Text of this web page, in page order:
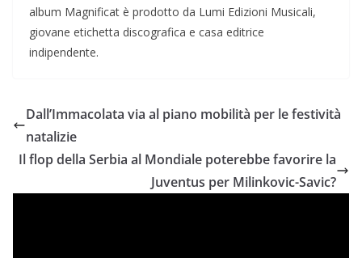
album Magnificat è prodotto da Lumi Edizioni Musicali,
giovane etichetta discografica e casa editrice
indipendente.
Dall’Immacolata via al piano mobilità per le festività
natalizie
Il flop della Serbia al Mondiale poterebbe favorire la
Juventus per Milinkovic-Savic?